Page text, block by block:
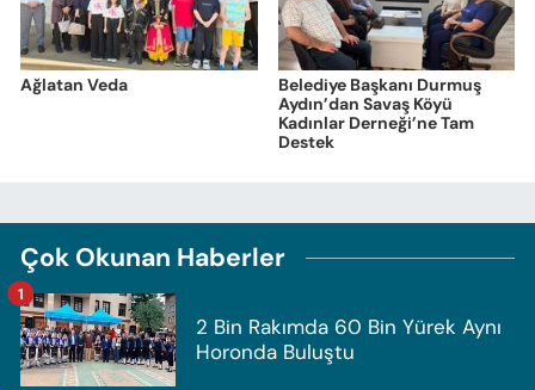
Ağlatan Veda
Belediye Başkanı Durmuş
Aydın’dan Savaş Köyü
Kadınlar Derneği’ne Tam
Destek
Çok Okunan Haberler
2 Bin Rakımda 60 Bin Yürek Aynı
Horonda Buluştu
1